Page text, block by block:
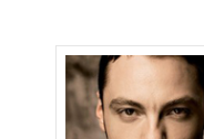
l’omofobia nello
sport”